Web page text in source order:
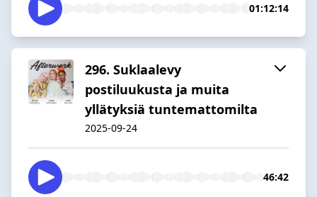
01:12:14
296. Suklaalevy
postiluukusta ja muita
yllätyksiä tuntemattomilta
2025-09-24
46:42